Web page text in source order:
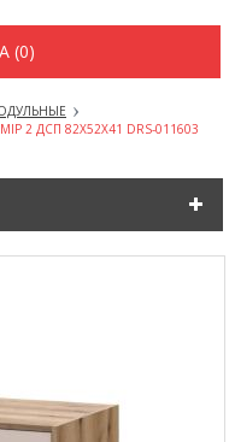
(0)
2 ДСП 82Х52Х41 DRS-011603